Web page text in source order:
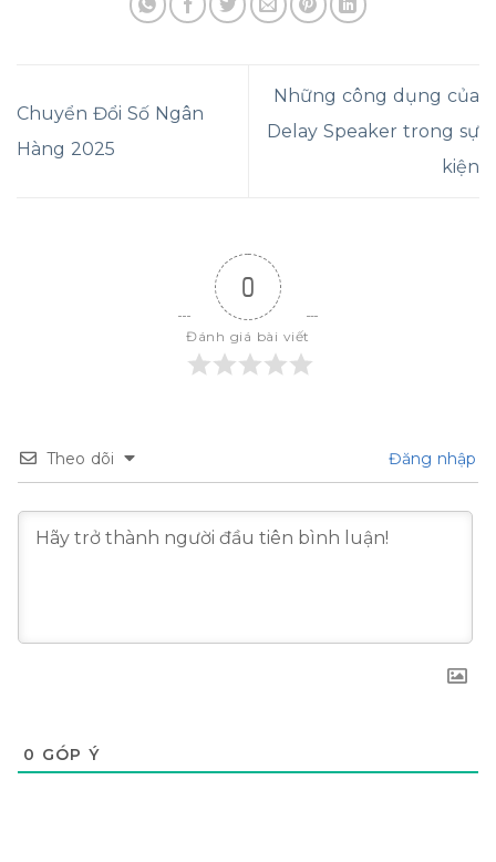
Chuyển Đổi Số Ngân
Hàng 2025
Những công dụng của
Delay Speaker trong sự
kiện
0
Đánh giá bài viết
Theo dõi Đăng nhập
0 GÓP Ý